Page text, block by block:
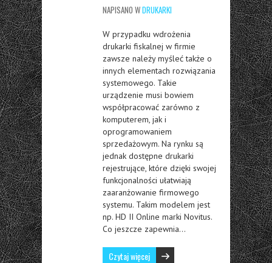
NAPISANO WDRUKARKI
W przypadku wdrożenia
drukarki fiskalnej w firmie
zawsze należy myśleć także o
innych elementach rozwiązania
systemowego. Takie
urządzenie musi bowiem
współpracować zarówno z
komputerem, jak i
oprogramowaniem
sprzedażowym. Na rynku są
jednak dostępne drukarki
rejestrujące, które dzięki swojej
funkcjonalności ułatwiają
zaaranżowanie firmowego
systemu. Takim modelem jest
np. HD II Online marki Novitus.
Co jeszcze zapewnia…
Czytaj więcej